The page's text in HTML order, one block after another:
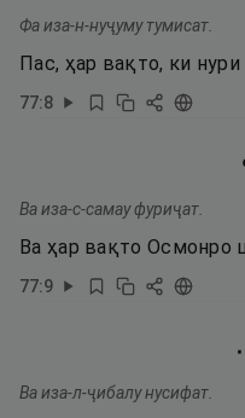
Фа иза-н-нуҷуму тумисат.
Пас, ҳар вақто, ки
77:8
Ва иза-с-самау фуриҷат.
Ва ҳар вақто Осмонро
77:9
Ва иза-л-ҷибалу нусифат.